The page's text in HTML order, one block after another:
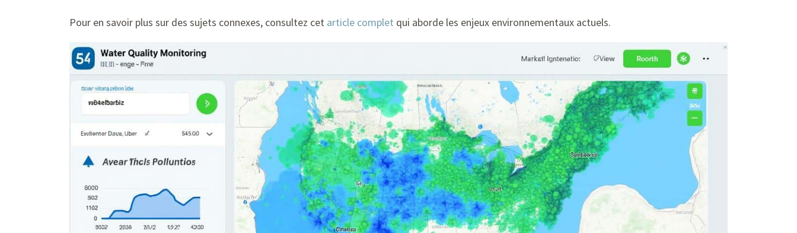
Pour en savoir plus sur des sujets connexes, consultez cet article complet qui aborde les enjeux environnementaux actuels.